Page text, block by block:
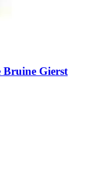
Bruine Gierst